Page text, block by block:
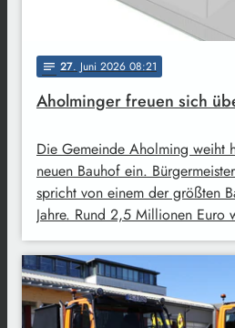
notes 27. Juni 2026 08:21
Aholminger freuen sich
Die Gemeinde Aholming weiht
neuen Bauhof ein.
spricht von einem der größten
Jahre. Rund 2,5 Millionen Euro